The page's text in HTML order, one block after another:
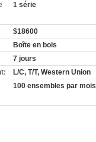
1 série
$18600
Boîte en bois
7 jours
L/C, T/T, Western Union
100 ensembles par mois